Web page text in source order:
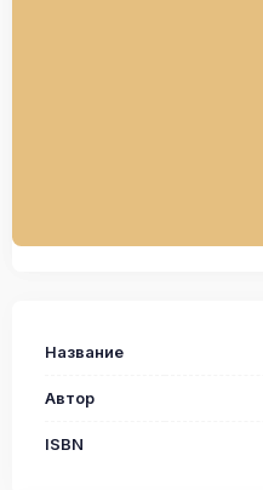
Название
Автор
ISBN